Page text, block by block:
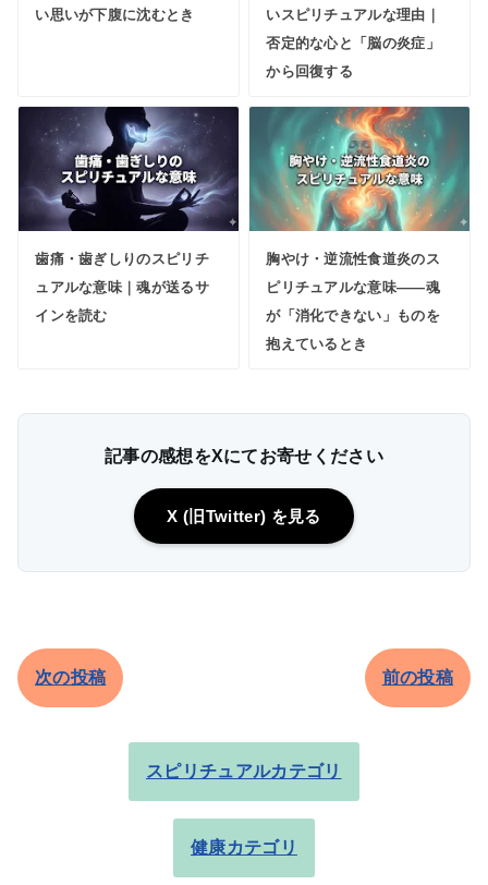
い思いが下腹に沈むとき
いスピリチュアルな理由｜
否定的な心と「脳の炎症」
から回復する
歯痛・歯ぎしりのスピリチ
ュアルな意味｜魂が送るサ
インを読む
胸やけ・逆流性食道炎のス
ピリチュアルな意味——魂
が「消化できない」ものを
抱えているとき
記事の感想をXにてお寄せください
X (旧Twitter) を見る
次の投稿 前の投稿
スピリチュアルカテゴリ
健康カテゴリ